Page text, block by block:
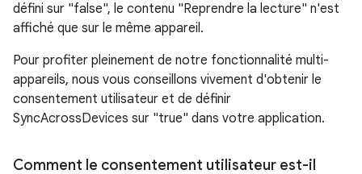
défini sur "false", le contenu "Reprendre la lecture" n'est
affiché que sur le même appareil.
Pour profiter pleinement de notre fonctionnalité multi-
appareils, nous vous conseillons vivement d'obtenir le
consentement utilisateur et de définir
SyncAcrossDevices sur "true" dans votre application.
Comment le consentement utilisateur est-il